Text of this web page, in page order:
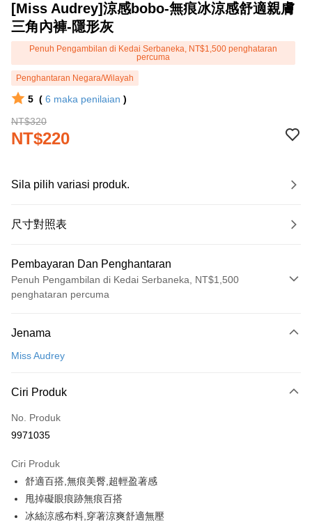
[Miss Audrey]涼感bobo-無痕冰涼感舒適親膚
三角內褲-隱形灰
Penuh Pengambilan di Kedai Serbaneka, NT$1,500 penghataran
percuma
Penghantaran Negara/Wilayah
5 ( 6 maka penilaian )
NT$320
NT$220
Sila pilih variasi produk.
尺寸對照表
Pembayaran Dan Penghantaran
Penuh Pengambilan di Kedai Serbaneka, NT$1,500
penghataran percuma
Kad Kredit (Bayaran Penuh)
Pengambilan di Kedai Serbaneka
LINE Pay
Apple Pay
Easy Wallet
Google Pay
PXPay Plus
Plus PAY
Jenama
Miss Audrey
Ciri Produk
No. Produk
9971035
Ciri Produk
舒適百搭,無痕美臀,超輕盈著感
甩掉礙眼痕跡無痕百搭
冰絲涼感布料,穿著涼爽舒適無壓